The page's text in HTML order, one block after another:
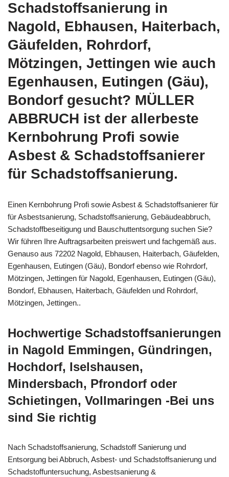
Schadstoffsanierung in
Nagold, Ebhausen, Haiterbach,
Gäufelden, Rohrdorf,
Mötzingen, Jettingen wie auch
Egenhausen, Eutingen (Gäu),
Bondorf gesucht? MÜLLER
ABBRUCH ist der allerbeste
Kernbohrung Profi sowie
Asbest & Schadstoffsanierer
für Schadstoffsanierung.
Einen Kernbohrung Profi sowie Asbest & Schadstoffsanierer für
für Asbestsanierung, Schadstoffsanierung, Gebäudeabbruch,
Schadstoffbeseitigung und Bauschuttentsorgung suchen Sie?
Wir führen Ihre Auftragsarbeiten preiswert und fachgemäß aus.
Genauso aus 72202 Nagold, Ebhausen, Haiterbach, Gäufelden,
Egenhausen, Eutingen (Gäu), Bondorf ebenso wie Rohrdorf,
Mötzingen, Jettingen für Nagold, Egenhausen, Eutingen (Gäu),
Bondorf, Ebhausen, Haiterbach, Gäufelden und Rohrdorf,
Mötzingen, Jettingen..
Hochwertige Schadstoffsanierungen
in Nagold Emmingen, Gündringen,
Hochdorf, Iselshausen,
Mindersbach, Pfrondorf oder
Schietingen, Vollmaringen -Bei uns
sind Sie richtig
Nach Schadstoffsanierung, Schadstoff Sanierung und
Entsorgung bei Abbruch, Asbest- und Schadstoffsanierung und
Schadstoffuntersuchung, Asbestsanierung &